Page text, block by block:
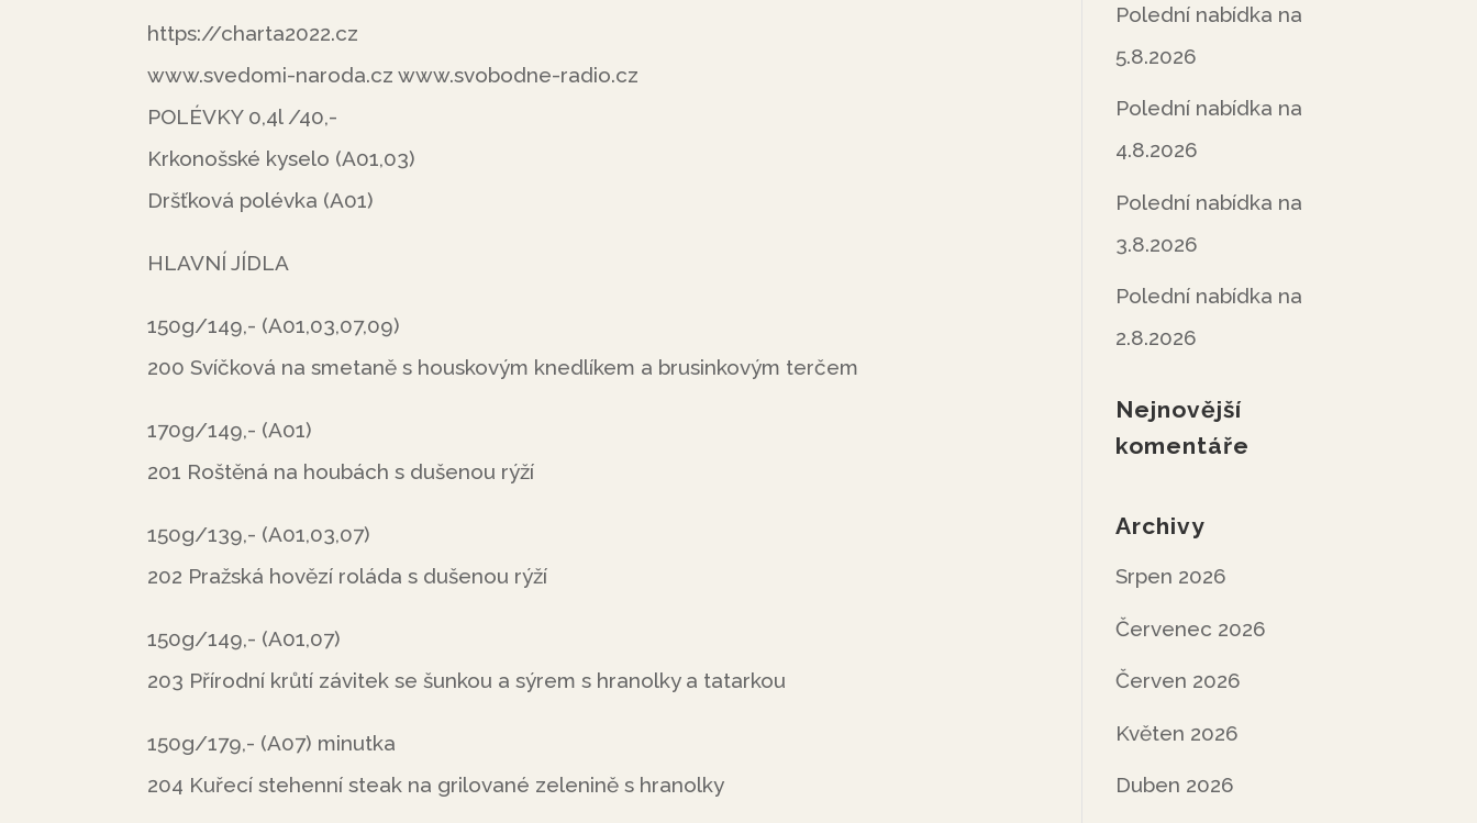
https://charta2022.cz
www.svedomi-naroda.cz www.svobodne-radio.cz
POLÉVKY 0,4l /40,-
Krkonošské kyselo (A01,03)
Dršťková polévka (A01)
HLAVNÍ JÍDLA
150g/149,- (A01,03,07,09)
200 Svíčková na smetaně s houskovým knedlíkem a brusinkovým terčem
170g/149,- (A01)
201 Roštěná na houbách s dušenou rýží
150g/139,- (A01,03,07)
202 Pražská hovězí roláda s dušenou rýží
150g/149,- (A01,07)
203 Přírodní krůtí závitek se šunkou a sýrem s hranolky a tatarkou
150g/179,- (A07) minutka
204 Kuřecí stehenní steak na grilované zelenině s hranolky
Polední nabídka na
5.8.2026
Polední nabídka na
4.8.2026
Polední nabídka na
3.8.2026
Polední nabídka na
2.8.2026
Nejnovější
komentáře
Archivy
Srpen 2026
Červenec 2026
Červen 2026
Květen 2026
Duben 2026